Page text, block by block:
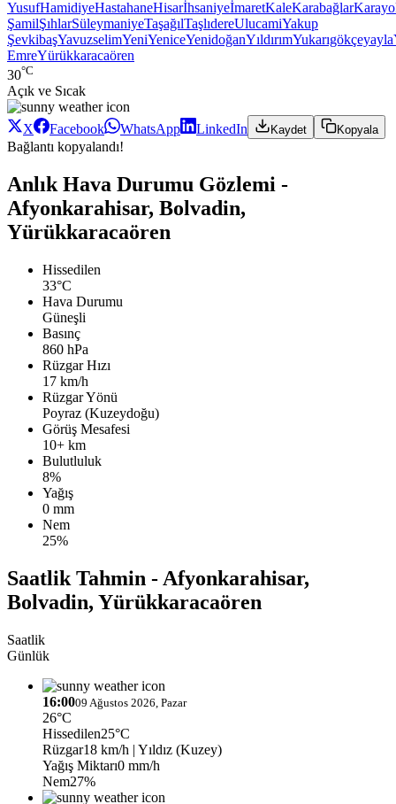
YusufHamidiyeHastahaneHisarİhsaniyeİmaretKaleKarabağlar
ŞamilŞıhlarSüleymaniyeTaşağılTaşlıdereUlucamiYakup
ŞevkibaşYavuzselimYeniYeniceYenidoğanYıldırımYukarıgökçeyayla
EmreYürükkaracaören
30°C
Açık ve Sıcak
X Facebook WhatsApp LinkedIn Kaydet Kopyala
Bağlantı kopyalandı!
Anlık Hava Durumu Gözlemi -
Afyonkarahisar, Bolvadin,
Yürükkaracaören
Hissedilen
33°C
Hava Durumu
Güneşli
Basınç
860 hPa
Rüzgar Hızı
17 km/h
Rüzgar Yönü
Poyraz (Kuzeydoğu)
Görüş Mesafesi
10+ km
Bulutluluk
8%
Yağış
0 mm
Nem
25%
Saatlik Tahmin - Afyonkarahisar,
Bolvadin, Yürükkaracaören
Saatlik
Günlük
16:0009 Ağustos 2026, Pazar
26°C
Hissedilen25°C
Rüzgar18 km/h | Yıldız (Kuzey)
Yağış Miktarı0 mm/h
Nem27%